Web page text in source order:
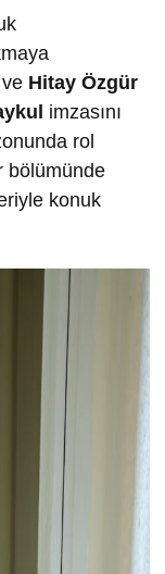
ve Hitay Özgür
imzasını
rol
bölümünde
konuk